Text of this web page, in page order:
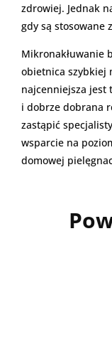
zdrowiej. Jednak
gdy są stosowane
Mikronakłuwanie
obietnica szybkiej
najcenniejsza jest
i dobrze dobrana
zastąpić
wsparcie na
domowej